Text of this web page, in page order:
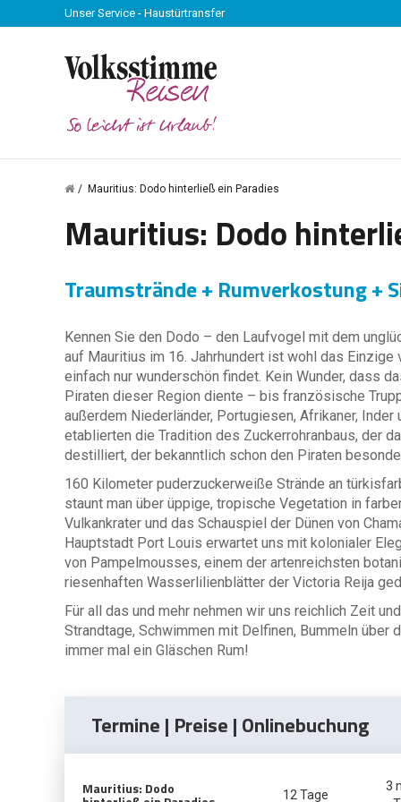
Unser Service - Haustürtransfer
Mauritius: Dodo hinterließ ein Paradies
Mauritius: Dodo
Traumstrände + Rumverkostung +
Kennen Sie den Dodo – den Laufvogel mit dem
auf Mauritius im 16. Jahrhundert ist wohl das
einfach nur wunderschön findet. Kein Wunder, dass
Piraten dieser Region diente – bis französische
außerdem Niederländer, Portugiesen, Afrikaner,
etablierten die Tradition des Zuckerrohranbaus, der
destilliert, der bekanntlich schon den Piraten
160 Kilometer puderzuckerweiße Strände an
staunt man über üppige, tropische Vegetation in
Vulkankrater und das Schauspiel der Dünen von
Hauptstadt Port Louis erwartet uns mit kolonialer
von Pampelmousses, einem der artenreichsten
riesenhaften Wasserlilienblätter der Victoria Reija
Für all das und mehr nehmen wir uns reichlich Zeit
Strandtage, Schwimmen mit Delfinen, Bummeln über
immer mal ein Gläschen Rum!
Termine | Preise | Onlinebuchung
Mauritius: Dodo 12 Tage
3